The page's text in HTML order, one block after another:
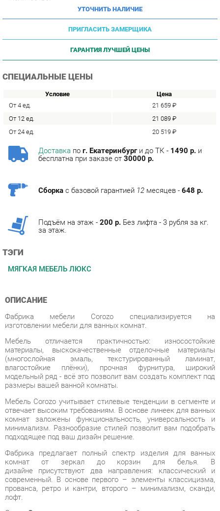
СПЕЦИАЛЬНЫЕ ЦЕНЫ
От 4 ед.
От 24 ед.
20 519 ₽
и до ТК -1490 р.
Сборкас базовой гарантией12месяцев -
Подъём на этаж -200 р.Без лифта - 3 рубля за кг.
за этаж.
ТЭГИ
МЯГКАЯ МЕБЕЛЬ ЛЮКС
ОПИСАНИЕ
Мебель отличается практичностью: износостойкие
материалы, выскокачественные отделочные материалы
(многослойная эмаль, текстурированный ламинат,
влагостойкие плёнки), прочная фурнитура, широкий
модельный ряд - всё это позволит вам создать комплект под
размеры вашей ванной комнаты.
Мебель Corozo учитывает стилевые тенденции в сегменте и
отвечает высоким требованиям. В основе линеек для ванных
комнат заложены функциональность, универсальность и
минимализм. Разнообразие стилей позволит вам подобрать
Фабрика предлагает полный спектр изделия для ванных
комнат от зеркал до корзин для белья. В
дизайне присутствуют два направления: классический и
современный. В основе первого – элементы классицизма,
лофт.
СерияCorozo— отделка многослойной итальянской эмалью
и текстурированным ламинатом. Проработанность моделей
для создания стиля и дизайнерского оформления ванной
комнаты.